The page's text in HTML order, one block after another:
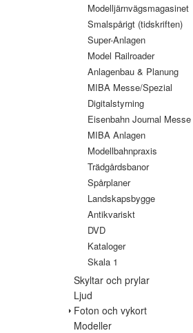
Modelljärnvägsmagasinet
Smalspårigt (tidskriften)
Super-Anlagen
Model Railroader
Anlagenbau & Planung
MIBA Messe/Spezial
Digitalstyrning
Eisenbahn Journal Messe
MIBA Anlagen
Modellbahnpraxis
Trädgårdsbanor
Spårplaner
Landskapsbygge
Antikvariskt
DVD
Kataloger
Skala 1
Skyltar och prylar
Ljud
Foton och vykort
Modeller